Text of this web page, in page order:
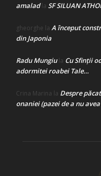
amaladla SF SILUAN
gheorghe la A început
din Japonia
Radu Mungiula Cu Sfinții
adormitei roabei Tale…
Crina Marina la Despre
onaniei (pazei de a nu